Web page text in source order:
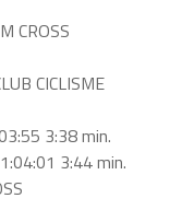
CROSS
CICLISME
3:38 min.
3:44 min.